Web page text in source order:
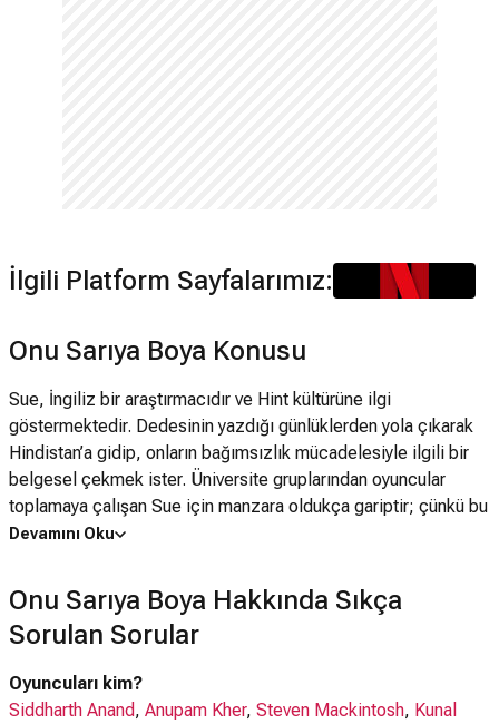
İlgili Platform Sayfalarımız:
Onu Sarıya Boya Konusu
Sue, İngiliz bir araştırmacıdır ve Hint kültürüne ilgi
göstermektedir. Dedesinin yazdığı günlüklerden yola çıkarak
Hindistan’a gidip, onların bağımsızlık mücadelesiyle ilgili bir
belgesel çekmek ister. Üniversite gruplarından oyuncular
toplamaya çalışan Sue için manzara oldukça gariptir; çünkü bu
gençlerin hepsi yozlaşmış bir şekilde Batı kültürünün
oynadığı ve milletlerin tarih bilinçlerine eleştirilerde bulunan
filmde, gençlerin kendi toplumlarına nasıl yabancılaştığı ve
bunun sonuçları mükemmel bir biçimde aktarılıyor.
Devamını Oku
Onu Sarıya Boya Hakkında Sıkça
Sorulan Sorular
Oyuncuları kim?
Siddharth Anand, Anupam Kher, Steven Mackintosh, Kunal